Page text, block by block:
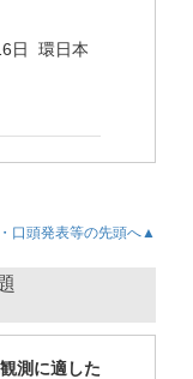
日 環日本
口頭発表等の先頭へ▲
測に適した